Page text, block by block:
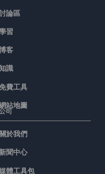
論區
習
客
識
費工具
站地圖
司
關於我們
聞中心
體工具包